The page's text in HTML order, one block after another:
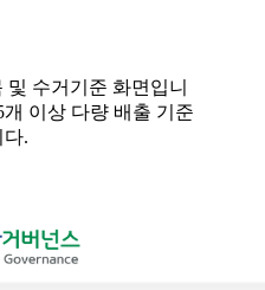
수거기준 화면입니
이상 다량 배출 기준
다.